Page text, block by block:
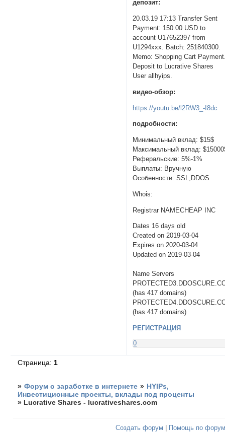
депозит:
20.03.19 17:13 Transfer Sent
Payment: 150.00 USD to
account U17652397 from
U1294xxx. Batch: 251840300.
Memo: Shopping Cart
Deposit to Lucrative Shares
User allhyips.
видео-обзор:
https://youtu.be/l2RW3_-I8dc
подробности:
Минимальный вклад: $15$
Максимальный вклад:
Реферальские: 5%-1%
Выплаты: Вручную
Особенности: SSL,DDOS
Whois:
Registrar NAMECHEAP INC
Dates 16 days old
Created on 2019-03-04
Expires on 2020-03-04
Updated on 2019-03-04
Name Servers
(has 417 domains)
(has 417 domains)
РЕГИСТРАЦИЯ
0
Страница:1
» Форум о заработке в интернете » HYIPs,
Инвестиционные проекты, вклады под проценты
» Lucrative Shares - lucrativeshares.com
Создать форум Помощь по